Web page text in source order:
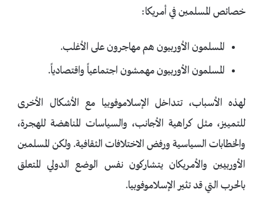
خصائص المسلمين في أمريكا:
المسلمون الأوربيون هم مهاجرون على الأغلب.
المسلمون الأوربيون مهمشون اجتماعياً واقتصادياً.
لهذه الأسباب، تتداخل الإسلاموفوبيا مع الأشكال الأخرى
للتمييز، مثل كراهية الأجانب، والسياسات المناهضة للهجرة،
والخطابات السياسية ورفض الاختلافات الثقافية. ولكن المسلمين
الأوربيين والأمريكان يتشاركون نفس الوضع الدولي المتعلق
بالحرب التي قد تثير الإسلاموفوبيا.